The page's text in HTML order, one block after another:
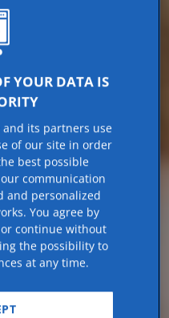
YOUR DATA IS
and its partners use
of our site in order
best possible
communication
and personalized
You agree by
continue without
the possibility to
at any time.